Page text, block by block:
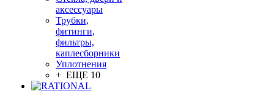
аксессуары
Трубки,
фитинги,
фильтры,
каплесборники
Уплотнения
+ ЕЩЕ 10